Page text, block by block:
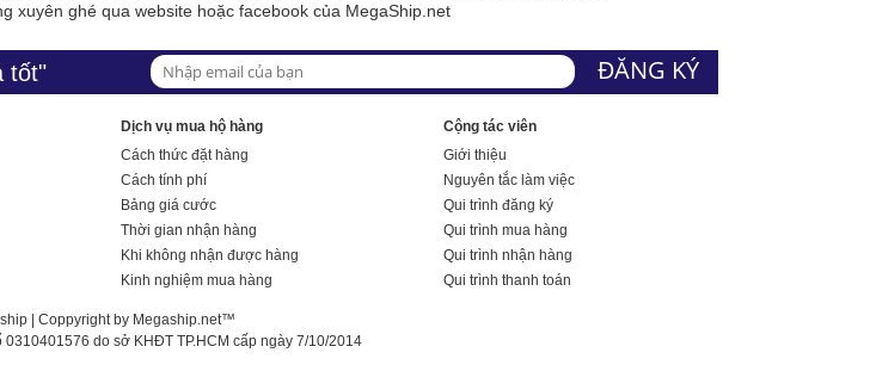
xuyên ghé qua website hoặc facebook của MegaShip.net
tốt"
Dịch vụ mua hộ hàng
Cách thức đặt hàng
Cách tính phí
Bảng giá cước
Thời gian nhận hàng
Khi không nhận được hàng
Kinh nghiệm mua hàng
Cộng tác viên
Giới thiệu
Nguyên tắc làm việc
Qui trình đăng ký
Qui trình mua hàng
Qui trình nhận hàng
Qui trình thanh toán
| Coppyright by Megaship.net™
do sở KHĐT TP.HCM cấp ngày 7/10/2014